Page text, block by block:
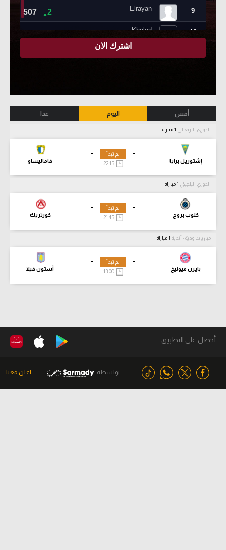
أمس اليوم غدا
الدوري البرتغالي
-
إشتوريل برايا
-
فاماليساو
لم تبدأ
22:15
الدوري البلجيكي
-
كلوب بروج
-
كورتريك
لم تبدأ
21:45
مباريات ودية - أندية
-
بايرن ميونيخ
-
أستون فيلا
لم تبدأ
13:00
أحصل على التطبيق
بواسطة اعلن معنا